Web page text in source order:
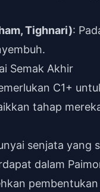
Tighnari):
Semak Akhir
C1+
tahap
senjata yang
dalam